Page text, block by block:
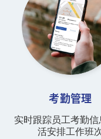
考勤管理
实时跟踪员工考勤信
活安排工作班